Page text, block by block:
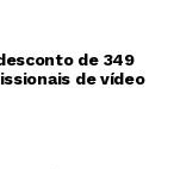
de 349
de vídeo